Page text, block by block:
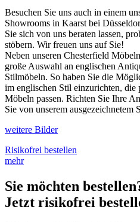
Besuchen Sie uns auch in einem
Showrooms in Kaarst bei
Sie sich von uns beraten lassen,
stöbern. Wir freuen uns auf Sie!
Neben unseren Chesterfield
große Auswahl an englischen
Stilmöbeln. So haben Sie die
im englischen Stil einzurichten, die
Möbeln passen. Richten Sie Ihre
Sie von unserem ausgezeichnetem
weitere Bilder
Risikofrei bestellen
mehr
Sie möchten
Jetzt risikofrei